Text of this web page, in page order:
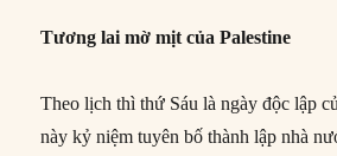
Tương lai mờ mịt của Palestine
Theo lịch thì thứ Sáu là ngày độc lập
này kỷ niệm tuyên bố thành lập nhà